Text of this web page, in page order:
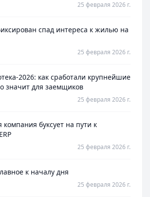
25 февраля 2026 г.
спад интереса к жилью на
25 февраля 2026 г.
2026: как сработали крупнейшие
значит для заемщиков
25 февраля 2026 г.
компания буксует на пути к
25 февраля 2026 г.
к началу дня
25 февраля 2026 г.